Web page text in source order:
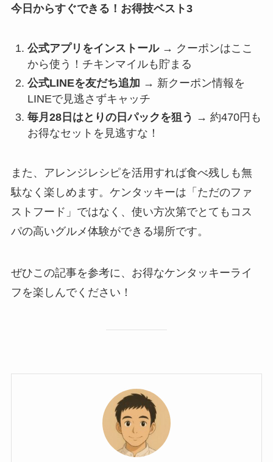
今日からすぐできる！お得技ベスト3
公式アプリをインストール→ クーポンはここ
から使う！チキンマイルも貯まる
公式LINEを友だち追加 → 新クーポン情報を
LINEで見逃さずキャッチ
毎月28日はとりの日パックを狙う → 約470円も
お得なセットを見逃すな！
また、アレンジレシピを活用すれば食べ残しも無
駄なく楽しめます。ケンタッキーは「ただのファ
ストフード」ではなく、使い方次第でとてもコス
パの高いグルメ体験ができる場所です。
ぜひこの記事を参考に、お得なケンタッキーライ
フを楽しんでください！